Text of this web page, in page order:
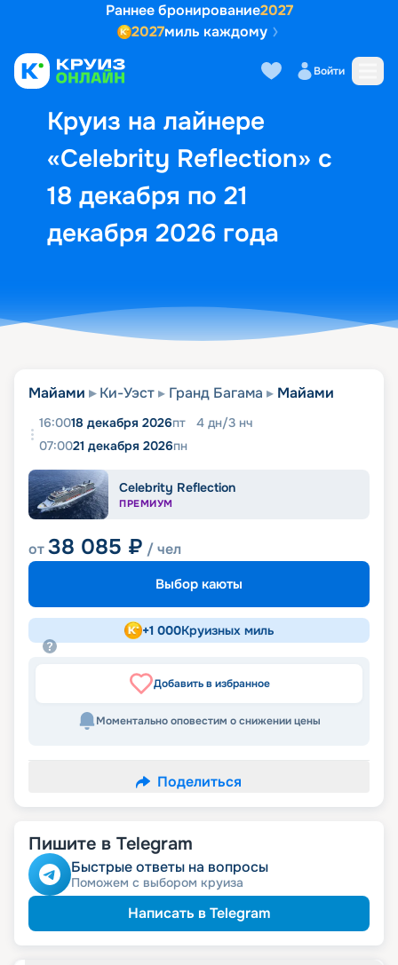
Раннее бронирование2027
2027миль каждому
Войти
Круиз на лайнере
«Celebrity Reflection» с
18 декабря по 21
декабря 2026 года
Выбор кают Маршрут и
Майами Ки-Уэст Гранд Багама Майами
16:0018 декабря 2026пт 4 дн/3 нч
07:0021 декабря 2026пн
Celebrity Reflection
ПРЕМИУМ
от38 085 ₽ / чел
Выбор каюты
+1 000Круизных миль
Добавить в избранное
Моментально оповестим о снижении цены
Поделиться
Пишите в Telegram
Быстрые ответы на вопросы
Поможем с выбором круиза
Написать в Telegram